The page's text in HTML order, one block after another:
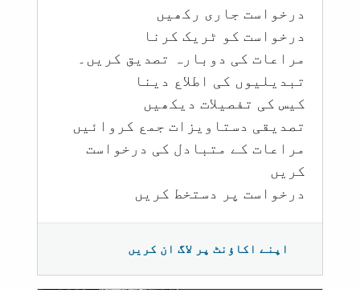
درخواست جاری رکھیں
درخواست کو ٹریک کرنا
مراعات کی دوبارہ تصدیق کریں۔
تبدیلیوں کی اطلاع دینا
کیس کی تفصیلات دیکھیں
تصدیقی دستاویزات جمع کروائیں
مراعات کے متبادل کی درخواست
کریں
درخواست پر دستخط کریں
اپنے اکاؤنٹ پر لاگ ان کریں